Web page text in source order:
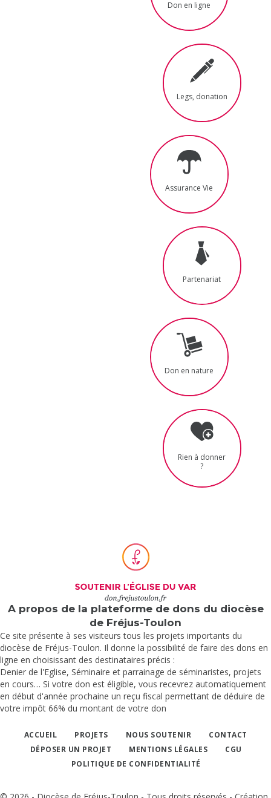
Don en ligne
Legs, donation
Assurance Vie
Partenariat
Don en nature
Rien à donner
?
A propos de la plateforme de dons du diocèse
de Fréjus-Toulon
Ce site présente à ses visiteurs tous les projets importants du
diocèse de Fréjus-Toulon. Il donne la possibilité de faire des dons en
ligne en choisissant des destinataires précis :
Denier de l'Eglise, Séminaire et parrainage de séminaristes, projets
en cours… Si votre don est éligible, vous recevrez automatiquement
en début d'année prochaine un reçu fiscal permettant de déduire de
votre impôt 66% du montant de votre don
ACCUEIL PROJETS NOUS SOUTENIR
CONTACT
DÉPOSER UN PROJET
MENTIONS LÉGALES
CGU
POLITIQUE DE CONFIDENTIALITÉ